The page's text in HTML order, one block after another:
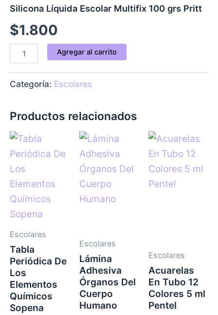
Silicona Líquida Escolar Multifix 100 grs Pritt
$1.800
Agregar al carrito
Categoría: Escolares
Productos relacionados
Escolares
Tabla
Periódica De
Los
Elementos
Químicos
Sopena
Escolares
Lámina
Adhesiva
Órganos Del
Cuerpo
Humano
Escolares
Acuarelas
En Tubo 12
Colores 5 ml
Pentel